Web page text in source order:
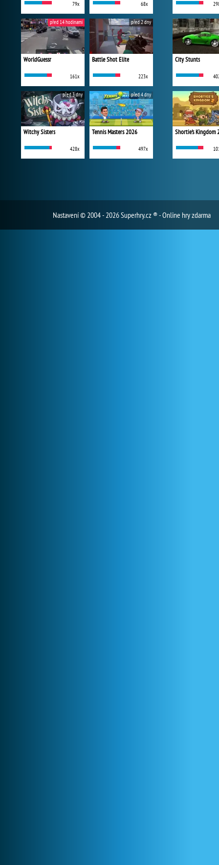
79x 68x
WorldGuessr
161x
před 14 hodinami
Battle Shot Elite
223x
před 2 dny
Witchy Sisters
428x
před 3 dny
Tennis Masters 2026
497x
před 4 dny
City Stunts
Shortie's Kingdom
Nastavení© 2004 - 2026 Superhry.cz ® - Online hry zdarma